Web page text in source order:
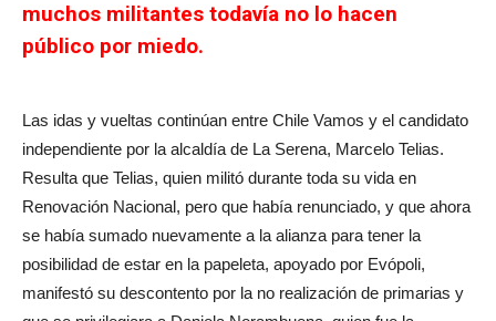
muchos militantes todavía no lo hacen
público por miedo.
Las idas y vueltas continúan entre Chile Vamos y el candidato
independiente por la alcaldía de La Serena, Marcelo Telias.
Resulta que Telias, quien militó durante toda su vida en
Renovación Nacional, pero que había renunciado, y que ahora
se había sumado nuevamente a la alianza para tener la
posibilidad de estar en la papeleta, apoyado por Evópoli,
manifestó su descontento por la no realización de primarias y